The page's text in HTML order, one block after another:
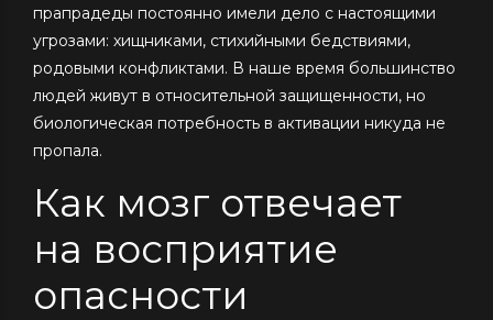
прапрадеды постоянно имели дело с настоящими
угрозами: хищниками, стихийными бедствиями,
родовыми конфликтами. В наше время большинство
людей живут в относительной защищенности, но
биологическая потребность в активации никуда не
пропала.
Как мозг отвечает
на восприятие
опасности